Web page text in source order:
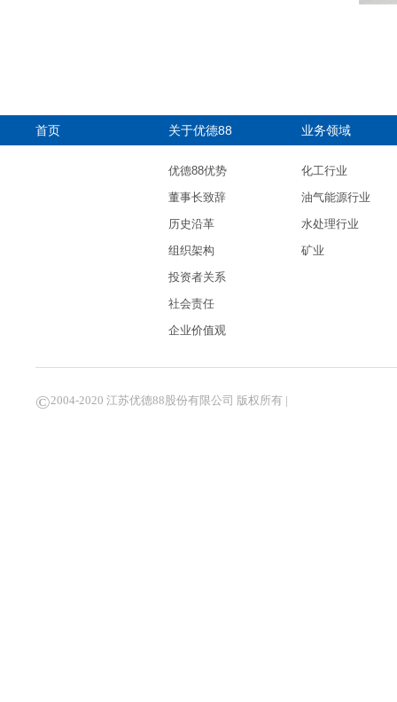
首页 关于优德88
优德88优势
董事长致辞
历史沿革
组织架构
投资者关系
社会责任
企业价值观
业务领域
化工行业
油气能源行业
水处理行业
矿业
©2004-2020 江苏优德88股份有限公司 版权所有 |